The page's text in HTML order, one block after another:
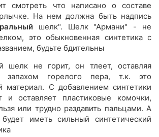
смотреть что написано о составе
На нем должна быть надпись
шелк". Шелк "Армани" - не
это обыкновенная синтетика с
будьте бдительны
шелк не горит, он тлеет, оставляя
запахом горелого пера, т.к. это
материал. С добавлением синтетики
и оставляет пластиковые комочки,
или трудно раздавить пальцами. А
иметь сильный синтетический